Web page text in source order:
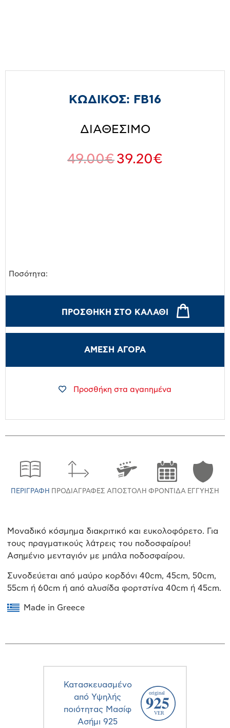
ΚΩΔΙΚΟΣ: FB16
ΔΙΑΘΕΣΙΜΟ
49.00€39.20€
Ποσότητα:
ΠΡΟΣΘΉΚΗ ΣΤΟ ΚΑΛΆΘΙ
ΑΜΕΣΗ ΑΓΟΡΑ
Προσθήκη στα αγαπημένα
ΠΕΡΙΓΡΑΦΉ ΠΡΟΔΙΑΓΡΑΦΈΣ ΑΠΟΣΤΟΛΉ ΦΡΟΝΤΊΔΑ ΕΓΓΎΗΣΗ
Μοναδικό κόσμημα διακριτικό και ευκολοφόρετο. Για
τους πραγματικούς λάτρεις του ποδοσφαίρου!
Ασημένιο μενταγιόν με μπάλα ποδοσφαίρου.
Συνοδεύεται από μαύρο κορδόνι 40cm, 45cm, 50cm,
55cm ή 60cm ή από αλυσίδα φορτστίνα 40cm ή 45cm.
Made in Greece
Κατασκευασμένο
από Υψηλής
ποιότητας Μασίφ
Ασήμι 925